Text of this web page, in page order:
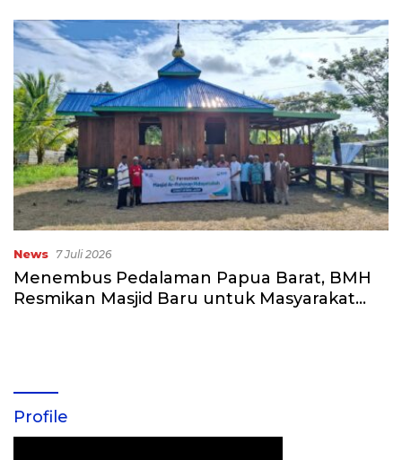
News 7 Juli 2026
Menembus Pedalaman Papua Barat, BMH
Resmikan Masjid Baru untuk Masyarakat
Profile